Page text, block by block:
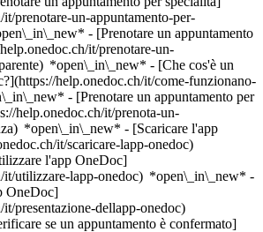
prenotare-un-appuntamento-per-
- [Prenotare un appuntamento
it/prenotare-un-
*open\_in\_new* - [Che cos'è un
help.onedoc.ch/it/come-funzionano-
- [Prenotare un appuntamento per
help.onedoc.ch/it/prenota-un-
*open\_in\_new* - [Scaricare l'app
it/scaricare-lapp-onedoc)
l'app OneDoc]
it/utilizzare-lapp-onedoc) *open\_in\_new* -
OneDoc]
presentazione-dellapp-onedoc)
[*arrow\_drop\_down*Vedi di più](https://www.onedoc.ch) ![Segnaposto che annuncia la mappa e le informazioni di accesso dello studio](https://www.onedoc.ch/assets/images/icons/map.svg) ### Mappa e informazioni pratiche #### Hôpital de Morges (EHC) - Endo/Diabétologie Chemin du Crêt 2 1110 Morges ![Icona documento che annuncia la presentazione dello studio](https://www.onedoc.ch/assets/images/icons/presentation.svg) ### Presentazione Benvenuto al __Hôpital de Morges (EHC) - Endo/Diabétologie__, __ospedale__ a Morges per il tuo appuntamento medico. - __Michel Hurni__ pratica la __chirurgia cardiotoracica__ - __Thierry Pache__ pratica la __chirurgia ortopedica__ - __Antia Juane Cobian__ pratica la __endocrinologia e diabetologia__ - __Kaouthar Gzara Mhiri, Virginie Magnin__ praticano la __radiologia__ Per ulteriori informazioni e per fissare un appuntamento, chiama il [021 804 22 11](tel:+41218042211). ![Icona gruppo di persone che annuncia l’elenco dei professionisti sanitari dello studio](https://www.onedoc.ch/assets/images/icons/team.svg) ### Il team Chirurgo cardiotoracico [![Michel Hurni, chirurgo cardiotoracico a Morges](https://www.onedoc.ch/assets/images/male.png "Michel Hurni, chirurgo cardiotoracico a Morges") \ __Dr. Michel Hurni__](https://www.onedoc.ch/it/chirurgo-cardiotoracico/morges/pbh1b/dr-michel-hurni) Chirurgo ortopedico [![Thierry Pache, chirurgo ortopedico a Morges](https://www.onedoc.ch/assets/images/male.png "Thierry Pache, chirurgo ortopedico a Morges") \ __Dr. Thierry Pache__](https://www.onedoc.ch/it/chirurgo-ortopedico/morges/pbr9l/dr-thierry-pache) Endocrinologa (incl. specialista del diabete) [![Antia Juane Cobian, endocrinologa (incl. specialista del diabete) a Morges](https://www.onedoc.ch/assets/images/female.png "Antia Juane Cobian, endocrinologa (incl. specialista del diabete) a Morges") \ __Dr.ssa Antia Juane Cobian__](https://www.onedoc.ch/it/endocrinologa-incl-specialista-del-diabete/morges/pbgls/dr-antia-juane-cobian) Radiologhe [![Kaouthar Gzara Mhiri, radiologa a Morges](https://www.onedoc.ch/assets/images/female.png "Kaouthar Gzara Mhiri, radiologa a Morges") \ __Dr.ssa Kaouthar Gzara Mhiri__](https://www.onedoc.ch/it/radiologa/morges/pbgjp/dr-kaouthar-gzara-mhiri) [![Virginie Magnin, radiologa a Morges](https://www.onedoc.ch/assets/images/female.png "Virginie Magnin, radiologa a Morges") \ __Dr.ssa Virginie Magnin__](https://www.onedoc.ch/it/radiologa/morges/pbgow/dr-virginie-magnin) ![Icona nuvoletta che annuncia la sezione FAQ](https://www.onedoc.ch/assets/images/icons/faq.svg) ### FAQ *expand\_more* *keyboard\_arrow\_right* ## Qual è l'indirizzo di Hôpital de Morges (EHC) - Endo/Diabétologie? Hôpital de Morges (EHC) - Endo/Diabétologie riceve i pazienti in Chemin du Crêt 2, 1110 Morges. * * * *keyboard\_arrow\_right* ## Qual è il numero di telefono di Hôpital de Morges (EHC) - Endo/Diabétologie? Il numero di telefono di Hôpital de Morges (EHC) - Endo/Diabétologie è [021 804 22 11](tel:+41218042211). * * * *keyboard\_arrow\_right* ## Quali sono le specialità praticate presso Hôpital de Morges (EHC) - Endo/Diabétologie? Hôpital de Morges (EHC) - Endo/Diabétologie offre consulenze in [Chirurgia cardiotoracica](https://www.onedoc.ch/it/chirurgo-cardiotoracico/morges), [Chirurgia ortopedica](https://www.onedoc.ch/it/chirurgo-ortopedico/morges), [Endocrinologia e diabetologia](https://www.onedoc.ch/it/endocrinologo-incl-specialista-del-diabete/morges) e [Radiologia](https://www.onedoc.ch/it/radiologo/morges). * * * *keyboard\_arrow\_right* ## Hôpital de Morges (EHC) - Endo/Diabétologie accetta nuovi pazienti? Sì, Hôpital de Morges (EHC) - Endo/Diabétologie accetta nuovi pazienti. I nuovi pazienti possono prenotare facilmente gli appuntamenti online tramite OneDoc. * * * *keyboard\_arrow\_right* ## Quali sono le lingue parlate presso Hôpital de Morges (EHC) - Endo/Diabétologie? Hôpital de Morges (EHC) - Endo/Diabétologie propone delle consultazioni in: Francese. 1. [OneDoc](https://www.onedoc.ch/it/)/ 2. [Ospedale](https://www.onedoc.ch/it/ospedale)/ 3. [Cantone Vaud](https://www.onedoc.ch/it/ospedale/cantone-vaud)/ 4. [Morges](https://www.onedoc.ch/it/ospedale/morges)/ 5. Hôpital de Morges (EHC) - Endo/Diabétologie ### Gestisci questo istituto? Apri il tuo profilo OneDoc! OneDoc te lo permette: *group*Espandi la tua base di pazienti *phone\_in\_talk*Riduci i tempi di segreteria telefonica *thumb\_up*Proponi una nuova esperienza e più servizi ai tuoi pazienti [Scopri OneDoc Pro](https://info.onedoc.ch/it/) ### Scarica l'app OneDoc Prenota un appuntamento online con un medico, dentista o terapeuta vicino a te in Svizzera. L'app OneDoc ti consente di gestire tutti i tuoi appuntamenti medici dal tuo cellulare, ovunque e in qualsiasi momento. ![Codice QR che rimanda all’App Store o a Google Play per scaricare l’app OneDoc Pazienti](https://www.onedoc.ch/assets/images/download-app-qr.jpeg) Scansiona il codice QR per scaricare l'app [![Scarica la nostra applicazione su App Store!](https://www.onedoc.ch/assets/images/app-store-badge-it.svg)](https://apps.apple.com/ch/app/onedoc/id1592376413?l=fr)[![Scarica la nostra app su Google Play Store!](https://www.onedoc.ch/assets/images/google-play-badge-it.png)](https://play.google.com/store/apps/details?id=ch.onedoc.patient&hl=fr-CH) *keyboard\_arrow\_right* ## Ricerche associate [Chirurgo ortopedico a Ginevra](https://www.onedoc.ch/it/chirurgo-ortopedico/ginevra)[Chirurgo ortopedico a Losanna](https://www.onedoc.ch/it/chirurgo-ortopedico/losanna)[Radiologo a Ginevra](https://www.onedoc.ch/it/radiologo/ginevra)[Chirurgo ortopedico a Morges](https://www.onedoc.ch/it/chirurgo-ortopedico/morges)[Endocrinologo (incl. specialista del diabete) a Ginevra](https://www.onedoc.ch/it/endocrinologo-incl-specialista-del-diabete/ginevra)[Chirurgo ortopedico a Montreux](https://www.onedoc.ch/it/chirurgo-ortopedico/montreux)[Radiologo a Bulle](https://www.onedoc.ch/it/radiologo/bulle)[Radiologo a Morges](https://www.onedoc.ch/it/radiologo/morges)[Radiologo a Carouge](https://www.onedoc.ch/it/radiologo/carouge)[Endocrinologo (incl. specialista del diabete) a Losanna](https://www.onedoc.ch/it/endocrinologo-incl-specialista-del-diabete/losanna)[Chirurgo ortopedico a Renens](https://www.onedoc.ch/it/chirurgo-ortopedico/renens)[Chirurgo ortopedico a Nyon](https://www.onedoc.ch/it/chirurgo-ortopedico/nyon)[Endocrinologo (incl. specialista del diabete) a Morges](https://www.onedoc.ch/it/endocrinologo-incl-specialista-del-diabete/morges)[Chirurgo ortopedico a Prilly](https://www.onedoc.ch/it/chirurgo-ortopedico/prilly)[Chirurgo ortopedico a Aubonne](https://www.onedoc.ch/it/chirurgo-ortopedico/aubonne)[Radiologo a Chêne-Bourg](https://www.onedoc.ch/it/radiologo/chene-bourg)[Chirurgo ortopedico a Bulle](https://www.onedoc.ch/it/chirurgo-ortopedico/bulle)[Chirurgo ortopedico a Vernier](https://www.onedoc.ch/it/chirurgo-ortopedico/vernier)[Endocrinologo (incl. specialista del diabete) a Lancy](https://www.onedoc.ch/it/endocrinologo-incl-specialista-del-diabete/lancy)[Chirurgo ortopedico a Vevey](https://www.onedoc.ch/it/chirurgo-ortopedico/vevey)[Chirurgo ortopedico a Chêne-Bougeries](https://www.onedoc.ch/it/chirurgo-ortopedico/chene-bougeries) *keyboard\_arrow\_right* ## Ricerche frequenti [Ospedale a Losanna](https://www.onedoc.ch/it/ospedale/losanna)[Ospedale a Morges](https://www.onedoc.ch/it/ospedale/morges)[Ospedale a Nyon](https://www.onedoc.ch/it/ospedale/nyon)[Ospedale a Yverdon-les-Bains](https://www.onedoc.ch/it/ospedale/yverdon-les-bains)[Ospedale a Rennaz](https://www.onedoc.ch/it/ospedale/rennaz)[Ospedale a Payerne](https://www.onedoc.ch/it/ospedale/payerne)[Ospedale a Château-d'Oex](https://www.onedoc.ch/it/ospedale/chateau-d-oex)[Ospedale a Pompaples](https://www.onedoc.ch/it/ospedale/pompaples)[Ospedale a Territet](https://www.onedoc.ch/it/ospedale/territet)[Ospedale a Aubonne](https://www.onedoc.ch/it/ospedale/aubonne)[Ospedale a Lavigny](https://www.onedoc.ch/it/ospedale/lavigny)[Ospedale a Rolle](https://www.onedoc.ch/it/ospedale/rolle)[Ospedale a Montreux](https://www.onedoc.ch/it/ospedale/montreux)[Ospedale a Prilly](https://www.onedoc.ch/it/ospedale/prilly)[Ospedale a Orbe](https://www.onedoc.ch/it/ospedale/orbe)[Ospedale a Sainte-Croix](https://www.onedoc.ch/it/ospedale/sainte-croix)[Ospedale a Blonay](https://www.onedoc.ch/it/ospedale/blonay)[Ospedale a Vevey](https://www.onedoc.ch/it/ospedale/vevey)[Ospedale a Bourg-en-Lavaux](https://www.onedoc.ch/it/ospedale/bourg-en-lavaux)[Ospedale a Corsier-sur-Vevey](https://www.onedoc.ch/it/ospedale/corsier-sur-vevey)[Ospedale a Le Sentier](https://www.onedoc.ch/it/ospedale/le-sentier) *keyboard\_arrow\_right* ## Trova una sede [Studio medico](https://www.onedoc.ch/it/studio-medico)[Centro medico](https://www.onedoc.ch/it/centro-medico)[Studio medico associato](ht